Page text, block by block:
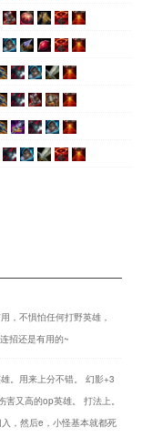
，不惧怕任何打野英雄，
招还是有用的~
。用来上分不错。 幻影+3
又高的op英雄。 打法上。
，然后e，小怪基本就都死